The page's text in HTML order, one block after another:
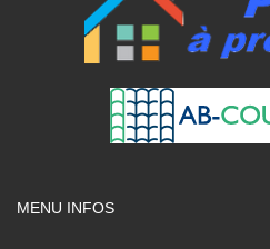
MENU INFOS